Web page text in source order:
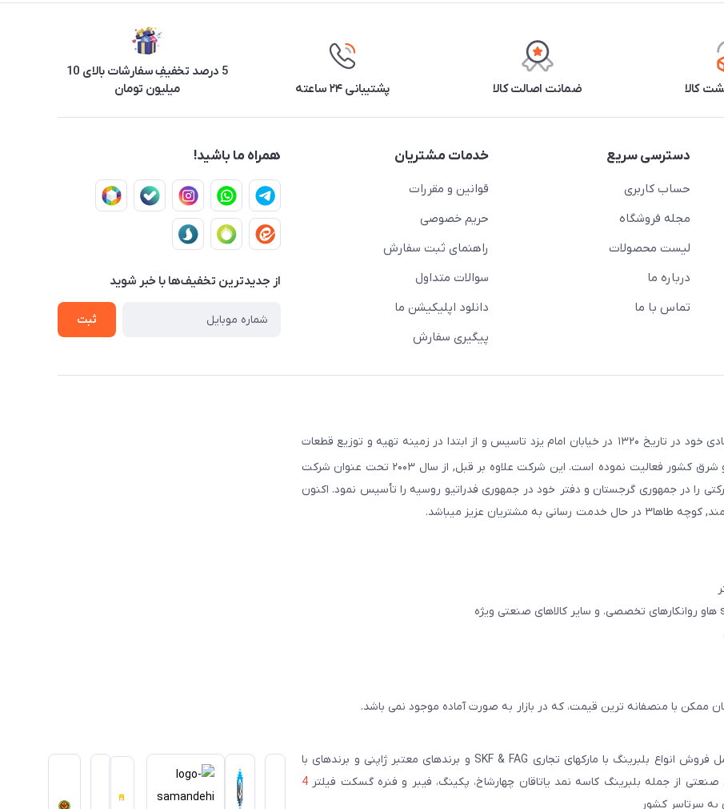
کالا ضمانت اصالت کالا پشتیبانی ۲۴ ساعته
5 درصد تخفیفِ سفارشات بالای 10
میلیون تومان
دسترسی سریع
حساب کاربری
مجله فروشگاه
لیست محصولات
درباره ما
تماس با ما
خدمات مشتریان
قوانین و مقررات
حریم خصوصی
راهنمای ثبت سفارش
سوالات متداول
دانلود اپلیکیشن ما
پیگیری سفارش
همراه ما باشید!
از جدید‌ترین تخفیف‌ها با‌ خبر شوید
ثبت
در راستای اهداف و سیاستهای اقتصادی خود در تاریخ ۱۳۲۰ در خیابان امام یزد تاسیس و از ابتدا در زمینه تهیه و توزیع قطعات
صنعتی صنایع معادن و کشاورزی استان یزد و استانهای جنوبی و شرق کشور فعالیت نموده است. این شرکت علاوه بر قبل, از سال ۲۰۰۳ تحت عنوان شرکت
و در سال ۲۰۱۱ به همین نام شرکتی را در جمهوری گرجستان و دفتر خود در جمهوری فدراتیو روسیه را تأسیس نمود. اکنون
مشتریان عزیز میباشد.
ممکن با منصفانه ترین قیمت، که در بازار به صورت آماده موجود نمی باشد.
عامل فروش انواع بلبرینگ با مارکهای تجاری SKF & FAG و برندهای معتبر ژاپنی و برندهای با
از جمله بلبرینگ کاسه نمد یاتاقان چهارشاخ، پکینگ، فیبر و فنره گسکت فیلتر 4
به سرتاسر کشور